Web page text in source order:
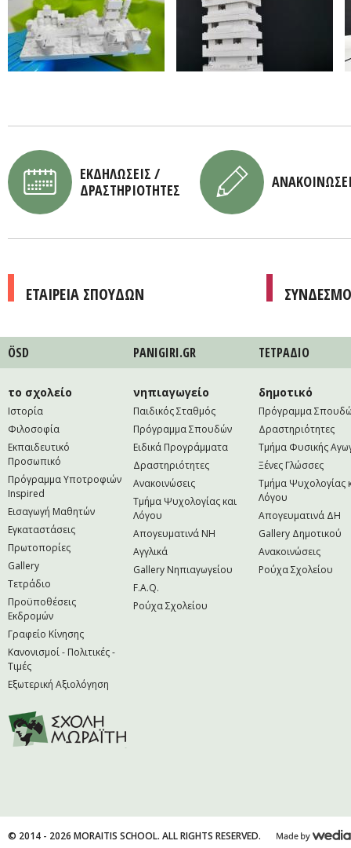
ΕΚΔΗΛΩΣΕΙΣ /
ΔΡΑΣΤΗΡΙΟΤΗΤΕΣ
ΕΤΑΙΡΕΙΑ ΣΠΟΥΔΩΝ
ÖSD PANIGIRI.GR ΤΕΤΡAΔΙΟ
το σχολείο
Ιστορία
Φιλοσοφία
Εκπαιδευτικό
Προσωπικό
Πρόγραμμα Υποτροφιών
Inspired
Εισαγωγή Μαθητών
Εγκαταστάσεις
Πρωτοπορίες
Gallery
Τετράδιο
Προϋποθέσεις
Εκδρομών
Γραφείο Κίνησης
Κανονισμοί - Πολιτικές -
Τιμές
Εξωτερική Αξιολόγηση
νηπιαγωγείο
Παιδικός Σταθμός
Πρόγραμμα Σπουδών
Ειδικά Προγράμματα
Δραστηριότητες
Ανακοινώσεις
Τμήμα Ψυχολογίας και
Λόγου
Απογευματινά NH
Αγγλικά
Gallery Νηπιαγωγείου
F.A.Q.
Ρούχα Σχολείου
δημοτικό
Πρόγραμμα
Δραστηριότητες
Τμήμα Φυσικής
Ξένες Γλώσσες
Τμήμα Ψυχολογίας
Λόγου
Απογευματινά ΔΗ
Gallery Δημοτικού
Ανακοινώσεις
Ρούχα Σχολείου
© 2014 - 2026 MORAITIS SCHOOL. ALL RIGHTS RESERVED.